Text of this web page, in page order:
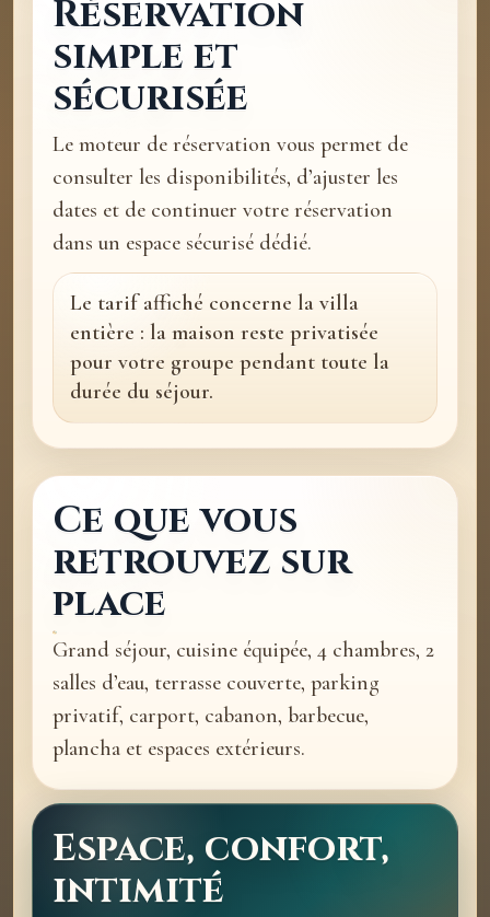
Réservation
simple et
sécurisée
Le moteur de réservation vous permet de
consulter les disponibilités, d’ajuster les
dates et de continuer votre réservation
dans un espace sécurisé dédié.
Le tarif affiché concerne la villa
entière : la maison reste privatisée
pour votre groupe pendant toute la
durée du séjour.
Ce que vous
retrouvez sur
place
Grand séjour, cuisine équipée, 4 chambres, 2
salles d’eau, terrasse couverte, parking
privatif, carport, cabanon, barbecue,
plancha et espaces extérieurs.
Espace, confort,
intimité